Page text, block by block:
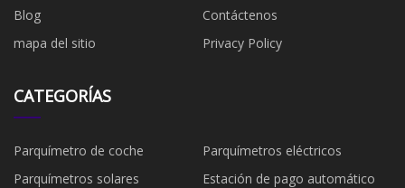
Blog
Contáctenos
mapa del sitio
Privacy Policy
CATEGORÍAS
Parquímetro de coche
Parquímetros eléctricos
Parquímetros solares
Estación de pago automático